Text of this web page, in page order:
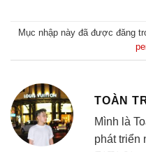
Mục nhập này đã được đăng
TOÀN
Mình là
phát triển